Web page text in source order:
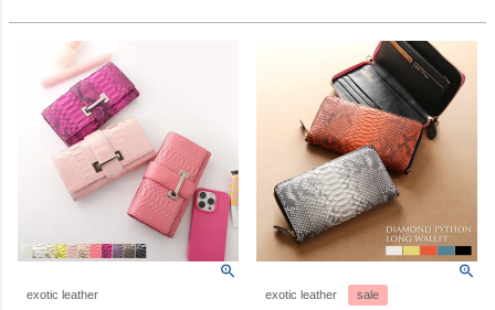
exotic leather exotic leather sale